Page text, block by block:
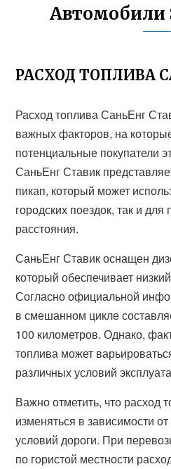
Автомобили
РАСХОД ТОПЛИВА
Расход топлива СаньЕнг
важных факторов, на
потенциальные покупатели
СаньЕнг Ставик
пикап, который может
городских поездок, так и
расстояния.
СаньЕнг Ставик оснащен
который обеспечивает
Согласно официальной
в смешанном цикле
100 километров. Однако,
топлива может
различных условий
Важно отметить, что расход
изменяться в зависимости
условий дороги. При
по гористой местности